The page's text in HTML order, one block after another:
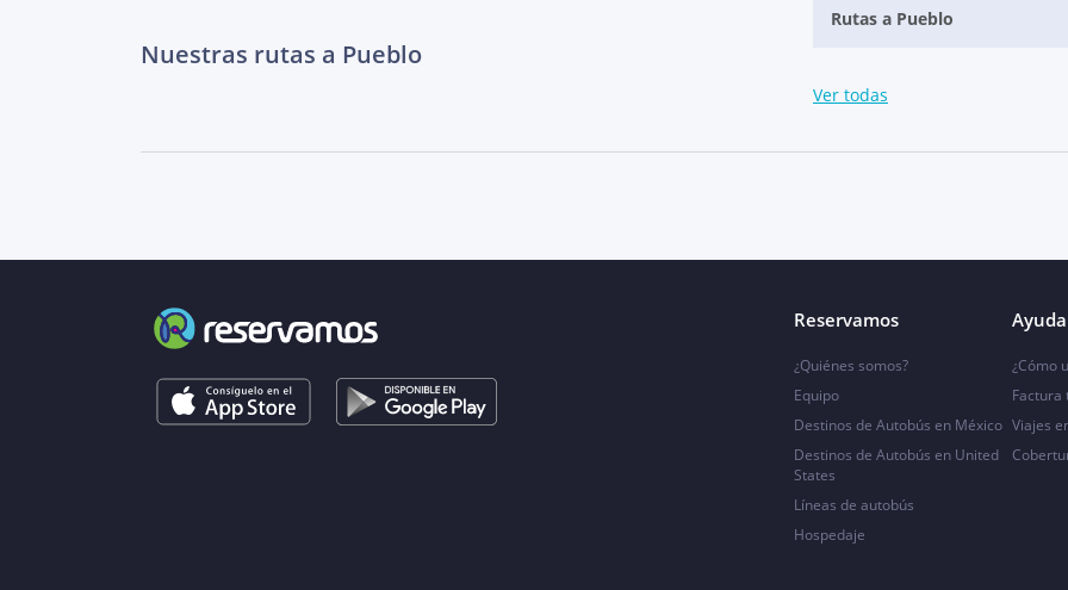
Nuestras rutas a Pueblo
Rutas a Pueblo
Ver todas
Reservamos
¿Quiénes somos?
Equipo
Destinos de Autobús en México
Destinos de Autobús en United
States
Líneas de autobús
Hospedaje
¿Cómo
Factura
Viajes